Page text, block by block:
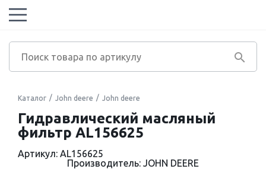
Каталог John deere John deere
Гидравлический масляный
фильтр AL156625
Артикул: AL156625
Производитель: JOHN DEERE